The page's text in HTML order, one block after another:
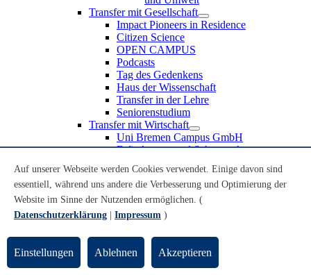
Transfer mit Gesellschaft
Impact Pioneers in Residence
Citizen Science
OPEN CAMPUS
Podcasts
Tag des Gedenkens
Haus der Wissenschaft
Transfer in der Lehre
Seniorenstudium
Transfer mit Wirtschaft
Uni Bremen Campus GmbH
Erfindungen und Schutzrechte
Recruiting an der Universität Bremen
Weiterbildung an der Universität Bremen
Transfer mit Schule
Schülerinnen und Schüler
Schulklassen
Lehrkräfte
Gründungsunterstützung
Auf unserer Webseite werden Cookies verwendet. Einige davon sind
essentiell, während uns andere die Verbesserung und Optimierung der
Website im Sinne der Nutzenden ermöglichen. (
Datenschutzerklärung
Impressum )
Einstellungen Ablehnen Akzeptieren